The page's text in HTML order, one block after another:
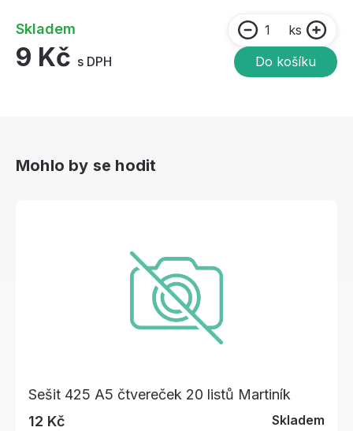
Skladem
9 Kč s DPH
ks
Do košíku
Mohlo by se hodit
Sešit 425 A5 čtvereček 20 listů Martiník
12 Kč
Skladem